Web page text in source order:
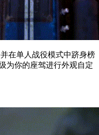
在单人战役模式中跻身榜
为你的座驾进行外观自定